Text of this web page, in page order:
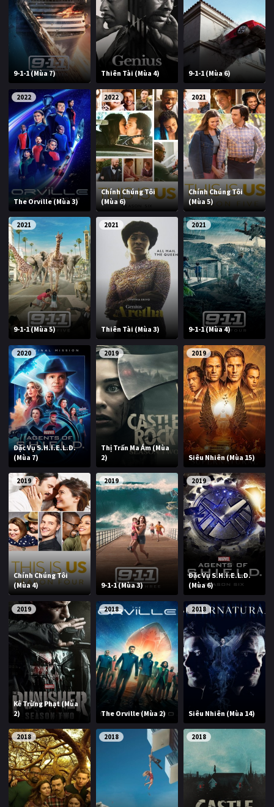
Giật gân Gia đình
Lịch sử
Viễn Tây Tiểu sử
GameShow DramaTV
QUỐC GIA
Âu - Mỹ Trung Quốc - Hồng Kông
Hàn Quốc Nhật Bản
Ấn Độ Việt Nam
Tổng hợp
CẬP NHẬT
PHIM MỚI
PHIM BỘ
PHIM LẺ
PHIM CHIẾU RẠP
TUYỂN TẬP PHIM
BLOG
9-1-1 (Mùa 7) Thiên Tài (Mùa 4) 9-1-1 (Mùa 6)
2022
The Orville (Mùa 3)
2022
Chính Chúng Tôi
(Mùa 6)
2021
Chính Chúng Tôi
(Mùa 5)
2021
9-1-1 (Mùa 5)
2021
Thiên Tài (Mùa 3)
2021
9-1-1 (Mùa 4)
2020
Đặc Vụ S.H.I.E.L.D.
(Mùa 7)
2019
Thị Trấn Ma Ám (Mùa
2)
2019
Siêu Nhiên (Mùa 15)
2019
Chính Chúng Tôi
(Mùa 4)
2019
9-1-1 (Mùa 3)
2019
Đặc Vụ S.H.I.E.L.D.
(Mùa 6)
2019
Kẻ Trừng Phạt (Mùa
2)
2018
The Orville (Mùa 2)
2018
Siêu Nhiên (Mùa 14)
2018 2018 2018